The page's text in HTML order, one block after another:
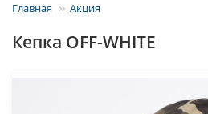
Главная Акция
Кепка OFF-WHITE